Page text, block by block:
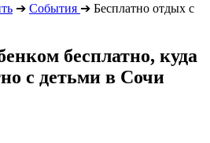
➔ События ➔ Бесплатно отдых с
бесплатно, куда
с детьми в Сочи